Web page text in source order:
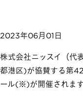
2023年06月01日
株式会社ニッスイ（代
都港区)が協賛する第
ール(※)が開催されます